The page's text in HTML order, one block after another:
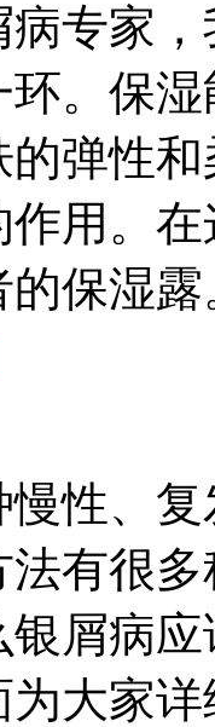
专家
。保
弹性
用。
保湿
性、
有很
屑病
为大家